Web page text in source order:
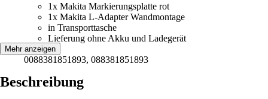
1x Makita Markierungsplatte rot
1x Makita L-Adapter Wandmontage
in Transporttasche
Lieferung ohne Akku und Ladegerät
EAN
0088381851893, 088381851893
Mehr anzeigen
Beschreibung